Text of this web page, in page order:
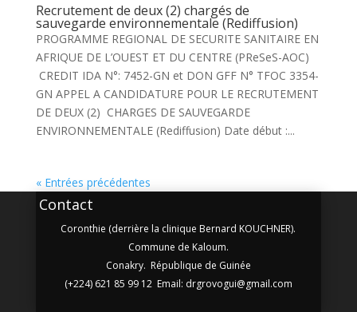
Recrutement de deux (2) chargés de
sauvegarde environnementale (Rediffusion)
PROGRAMME REGIONAL DE SECURITE SANITAIRE EN
AFRIQUE DE L’OUEST ET DU CENTRE (PReSeS-AOC)
CREDIT IDA N°: 7452-GN et DON GFF N° TFOC 3354-
GN APPEL A CANDIDATURE POUR LE RECRUTEMENT
DE DEUX (2) CHARGES DE SAUVEGARDE
ENVIRONNEMENTALE (Rediffusion) Date début :...
« Entrées précédentes
Contact
Coronthie (derrière la clinique Bernard KOUCHNER).
Commune de Kaloum.
Conakry. République de Guinée
(+224) 621 85 99 12 Email: drgrovogui@gmail.com